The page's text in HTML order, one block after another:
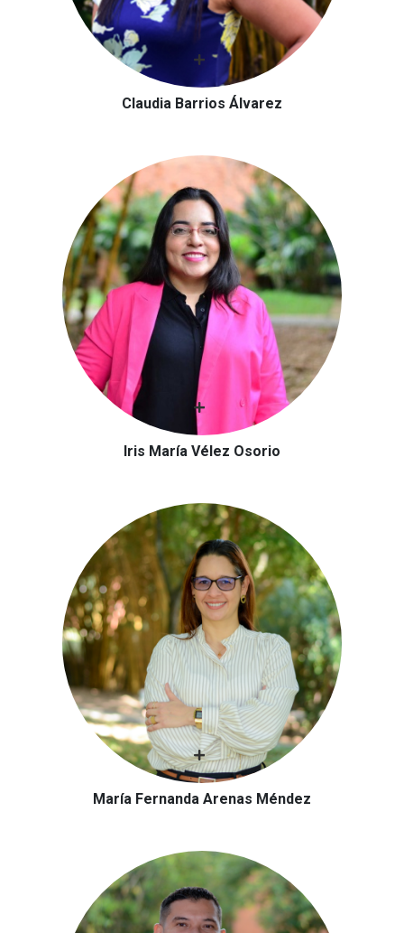
Claudia Barrios Álvarez
Iris María Vélez Osorio
María Fernanda Arenas Méndez